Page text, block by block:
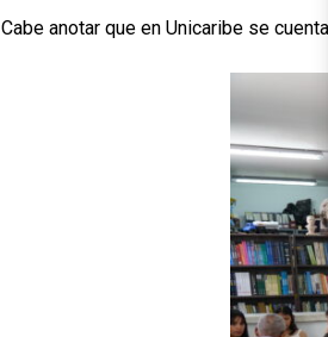
Cabe anotar que en Unicaribe se